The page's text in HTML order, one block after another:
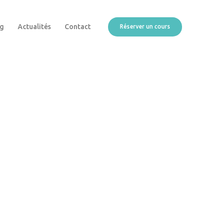
Actualités Contact Réserver un cours